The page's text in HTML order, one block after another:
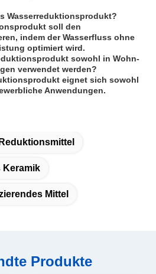
Wasserreduktionsprodukt?
soll den
indem der Wasserfluss ohne
optimiert wird.
sowohl in Wohn-
verwendet werden?
eignet sich sowohl
Anwendungen.
Keramik
Mittel
Produkte